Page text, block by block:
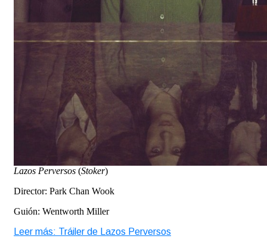
Lazos Perversos (Stoker)
Director: Park Chan Wook
Guión: Wentworth Miller
Leer más: Tráiler de Lazos Perversos